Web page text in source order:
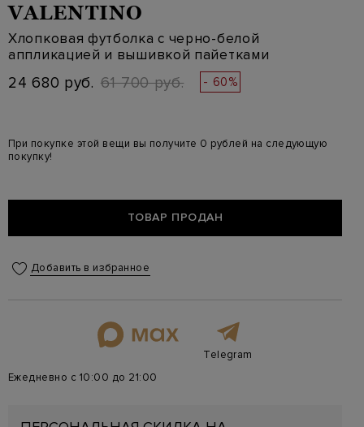
VALENTINO
Хлопковая футболка с черно-белой
аппликацией и вышивкой пайетками
24 680 руб. 61 700 руб. - 60%
При покупке этой вещи вы получите 0 рублей на следующую
покупку!
ТОВАР ПРОДАН
Добавить в избранное
Telegram
Ежедневно с 10:00 до 21:00